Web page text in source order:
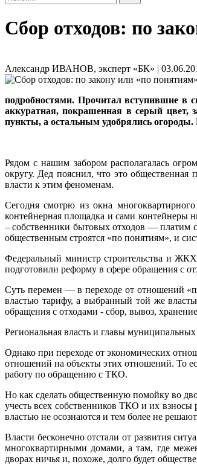
Сбор отходов: по
Александр ИВАНОВ, эксперт «БК» |
подробностями. Прочитал вступившие в
аккуратная, покрашенная в серый цвет,
пункты, а остальным удобрялись огороды.
Рядом с нашим забором располагалась
округу. Дед пояснил, что это
власти к этим феноменам.
Сегодня смотрю из окна
контейнерная площадка и сами контейнеры
– собственники бытовых отходов — платим
общественным строятся «по понятиям», и
Федеральный министр строительства и
подготовили реформу в сфере обращения с
Суть перемен — в переходе от отношений
властью тарифу, а выбранный той же
обращения с отходами - сбор, вывоз,
Региональная власть и главы
Однако при переходе от экономических
отношений на объекты этих отношений. То
работу по обращению с ТКО.
Но как сделать общественную помойку во
учесть всех собственников ТКО и их взносы
властью не осознаются и тем более не
Власти бесконечно отстали от развития
многоквартирными домами, а там, где
дворах ничья и, похоже, долго будет